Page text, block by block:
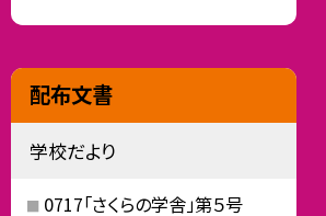
配布文書
学校だより
0717「さくらの学舎」第５号